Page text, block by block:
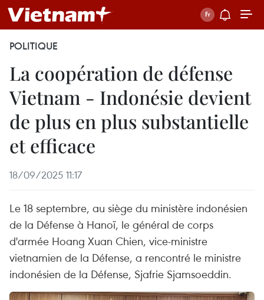
POLITIQUE
La coopération de défense
Vietnam - Indonésie devient
de plus en plus substantielle
et efficace
18/09/2025 11:17
Le 18 septembre, au siège du ministère indonésien
de la Défense à Hanoï, le général de corps
d'armée Hoang Xuan Chien, vice-ministre
vietnamien de la Défense, a rencontré le ministre
indonésien de la Défense, Sjafrie Sjamsoeddin.